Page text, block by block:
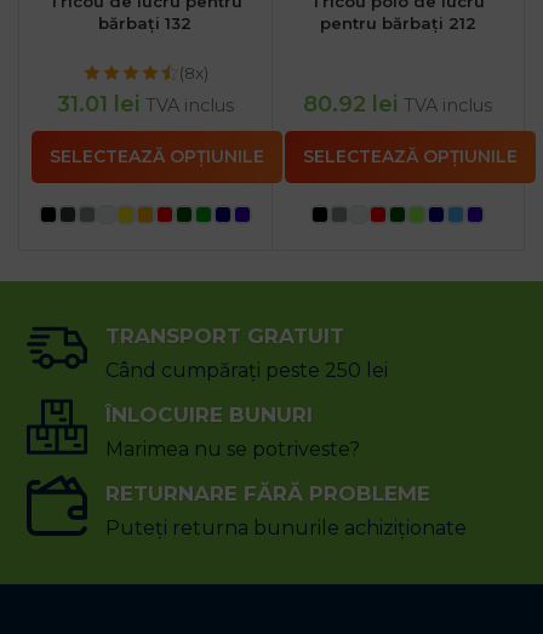
bărbați 132
(8x)
31.01 lei TVA inclus
SELECTEAZĂ OPȚIUNILE
pentru bărbați 212
80.92 lei TVA inclus
SELECTEAZĂ OPȚIUNILE
TRANSPORT GRATUIT
Când cumpărați peste 250 lei
ÎNLOCUIRE BUNURI
Marimea nu se potriveste?
RETURNARE FĂRĂ PROBLEME
Puteți returna bunurile achiziționate